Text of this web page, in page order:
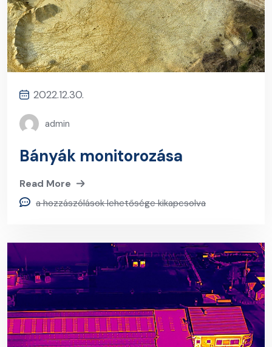
2022.12.30.
admin
Bányák monitorozása
Read More
a hozzászólások lehetősége kikapcsolva